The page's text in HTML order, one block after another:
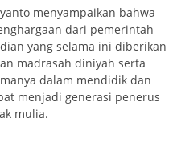
menyampaikan bahwa
dari pemerintah
yang selama ini diberikan
madrasah diniyah serta
dalam mendidik dan
menjadi generasi penerus
mulia.